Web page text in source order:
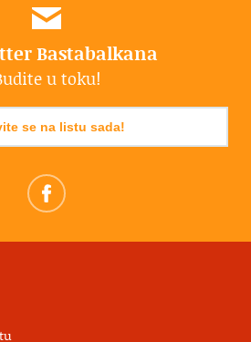
Bastabalkana
u toku!
se na listu sada!